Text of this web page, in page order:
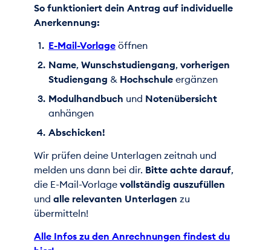
So funktioniert dein Antrag auf individuelle
Anerkennung:
E-Mail-Vorlage öffnen
Name, Wunschstudiengang, vorherigen
Studiengang & Hochschule ergänzen
Modulhandbuch und Notenübersicht
anhängen
Abschicken!
Wir prüfen deine Unterlagen zeitnah und
melden uns dann bei dir. Bitte achte darauf,
die E-Mail-Vorlage vollständig auszufüllen
und alle relevanten Unterlagen zu
übermitteln!
Alle Infos zu den Anrechnungen findest du